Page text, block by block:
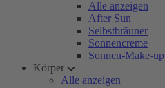
Alle anzeigen
After Sun
Selbstbräuner
Sonnencreme
Sonnen-Make-up
Körper
Alle anzeigen